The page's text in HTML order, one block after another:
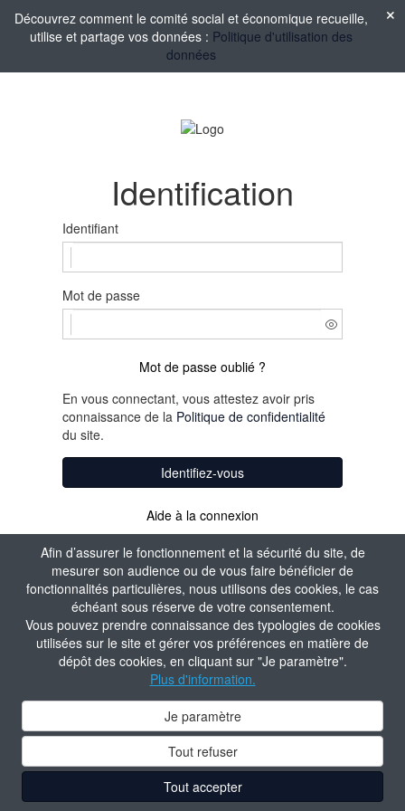
Afin d’assurer le fonctionnement et la sécurité du site, de
mesurer son audience ou de vous faire bénéficier de
fonctionnalités particulières, nous utilisons des cookies, le cas
échéant sous réserve de votre consentement.
Vous pouvez prendre connaissance des typologies de cookies
utilisées sur le site et gérer vos préférences en matière de
dépôt des cookies, en cliquant sur "Je paramètre".
Plus d'information.
Je paramètre
Tout refuser
Tout accepter
Découvrez comment le comité social et économique recueille,
utilise et partage vos données : Politique d'utilisation des
données
Identification
Identifiant
Mot de passe
Mot de passe oublié ?
En vous connectant, vous attestez avoir pris
connaissance de la Politique de confidentialité
du site.
Identifiez-vous
Aide à la connexion